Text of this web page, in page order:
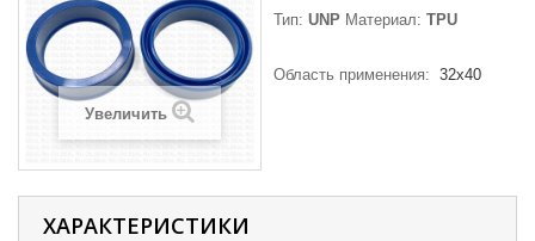
Увеличить
Тип: UNP Материал: TPU
Область применения: 32x40
ХАРАКТЕРИСТИКИ